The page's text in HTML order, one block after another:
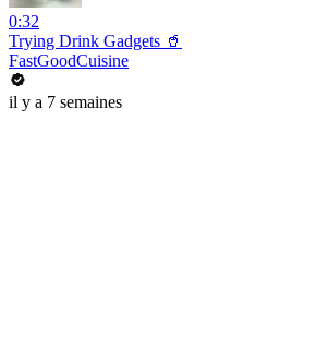
0:32
Trying Drink Gadgets 🥤
FastGoodCuisine
il y a 7 semaines